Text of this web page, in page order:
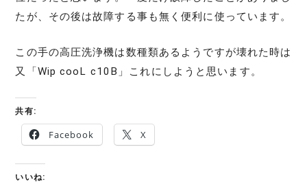
たが、その後は故障する事も無く便利に使っています。
この手の高圧洗浄機は数種類あるようですが壊れた時は
又「Wip cooL c10B」これにしようと思います。
共有:
Facebook X
いいね: